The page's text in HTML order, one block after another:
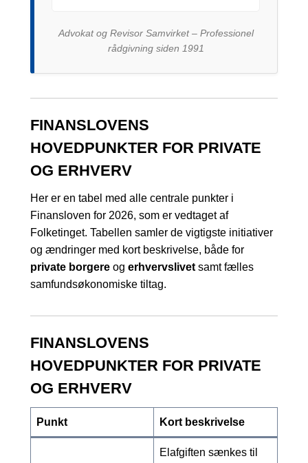
Advokat og Revisor Samvirket – Professionel
rådgivning siden 1991
FINANSLOVENS
HOVEDPUNKTER FOR PRIVATE
OG ERHVERV
Her er en tabel med alle centrale punkter i
Finansloven for 2026, som er vedtaget af
Folketinget. Tabellen samler de vigtigste initiativer
og ændringer med kort beskrivelse, både for
private borgere og erhvervslivet samt fælles
samfundsøkonomiske tiltag.
FINANSLOVENS
HOVEDPUNKTER FOR PRIVATE
OG ERHVERV
Punkt Kort beskrivelse
Elafgiften sænkes til